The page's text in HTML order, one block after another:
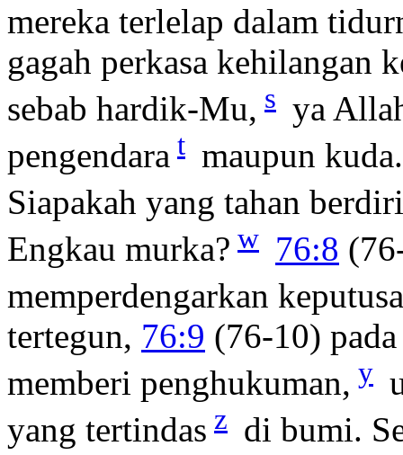
mereka terlelap dalam
gagah perkasa kehilangan
sebab hardik-Mu, s ya
pengendara t maupun
Siapakah yang tahan berdiri
Engkau murka? w 76:8
memperdengarkan
tertegun, 76:9 (76-10)
memberi penghukuman, y
yang tertindas z di bumi.